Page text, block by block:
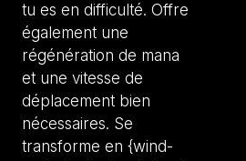
tu es en difficulté. Offre
également une
régénération de mana
et une vitesse de
déplacement bien
nécessaires. Se
transforme en {wind-